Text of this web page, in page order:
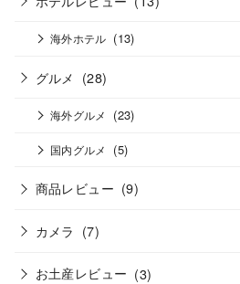
海外ホテル (13)
グルメ (28)
海外グルメ (23)
国内グルメ (5)
商品レビュー (9)
カメラ (7)
お土産レビュー (3)